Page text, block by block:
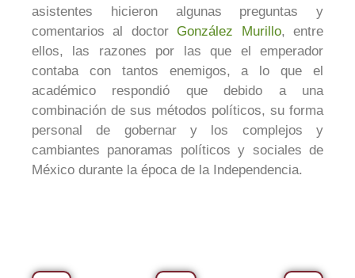
asistentes hicieron algunas preguntas y
comentarios al doctorGonzález Murillo, entre
ellos, las razones por las que el emperador
contaba con tantos enemigos, a lo que el
académico respondió que debido a una
combinación de sus métodos políticos, su forma
personal de gobernar y los complejos y
cambiantes panoramas políticos y sociales de
México durante la época de la Independencia.